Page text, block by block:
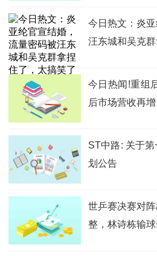
今日热文：炎
汪东城和吴克
今日热闻!重组
后市场营收再增
ST中路: 关于
划公告
世乒赛决赛对
整，林诗栋输